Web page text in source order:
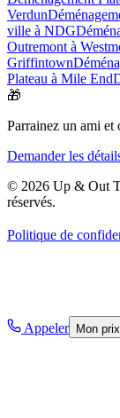
Verdun
ville à NDG
Outremont à
Griffintown
Plateau à Mile End
🎁
Parrainez un ami et
Demander les
© 2026 Up & Out
réservés.
Politique de
Appeler Mon prix